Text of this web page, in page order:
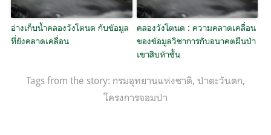
อ่างเก็บน้ำคลองวังโตนด กับข้อมูล
ที่ยังคลาดเคลื่อน
คลองวังโตนด : ความคลาดเคลื่อน
ของข้อมูลวิชาการกับอนาคตผืนป่า
เขาสิบห้าชั้น
Tags from the story: กรมอุทยานแห่งชาติ, ป่าตะวันตก,
โครงการจอมป่า